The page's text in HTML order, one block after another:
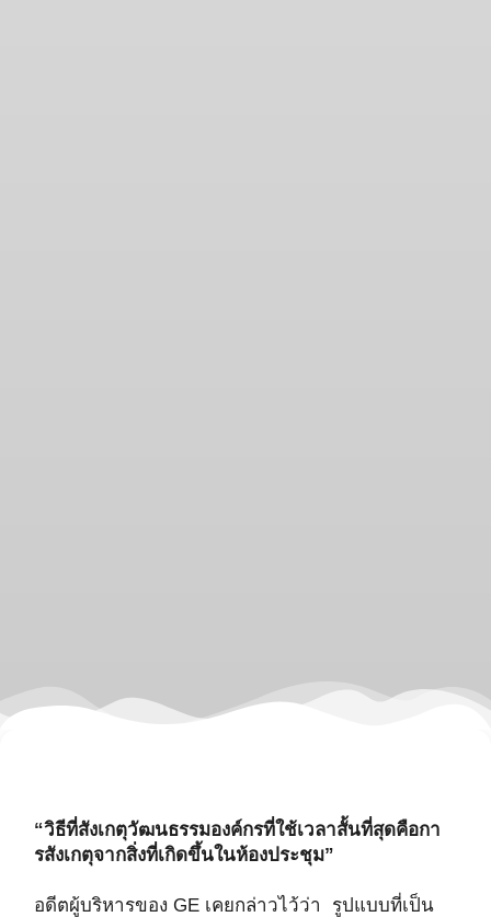
“วิธีที่สังเกตุวัฒนธรรมองค์กรที่ใช้เวลาสั้นที่สุดคือกา
รสังเกตุจากสิ่งที่เกิดขึ้นในห้องประชุม”
อดีตผู้บริหารของ GE เคยกล่าวไว้ว่า รูปแบบที่เป็น